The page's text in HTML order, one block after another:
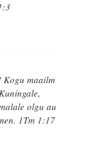
Kogu maailm
olgu au
1Tm 1:17